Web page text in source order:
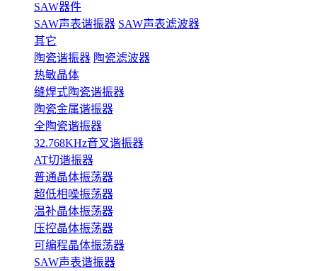
SAW器件
SAW声表谐振器 SAW声表滤波器
其它
陶瓷谐振器 陶瓷滤波器
热敏晶体
缝焊式陶瓷谐振器
陶瓷金属谐振器
全陶瓷谐振器
32.768KHz音叉谐振器
AT切谐振器
普通晶体振荡器
超低相噪振荡器
温补晶体振荡器
压控晶体振荡器
可编程晶体振荡器
SAW声表谐振器